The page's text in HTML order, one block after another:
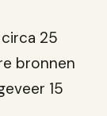
25
bronnen
15